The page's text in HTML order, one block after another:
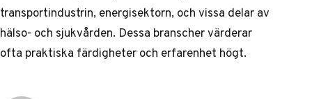
transportindustrin, energisektorn, och vissa delar av
hälso- och sjukvården. Dessa branscher värderar
ofta praktiska färdigheter och erfarenhet högt.